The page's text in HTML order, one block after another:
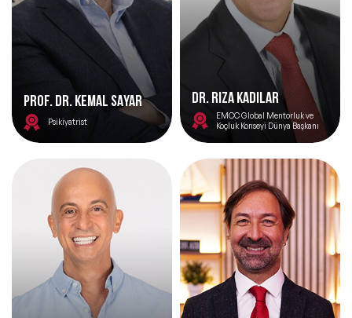
PROF. DR. KEMAL SAYAR
Psikiyatrist
Dr. Rıza Kadılar
EMCC Global Mentorluk ve
Koçluk Konseyi Dünya Başkanı